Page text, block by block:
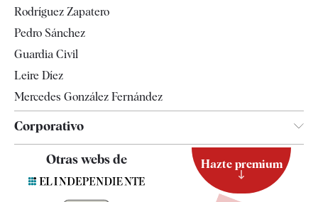
Televisión
Rodríguez Zapatero
Pedro Sánchez
Guardia Civil
Leire Díez
Mercedes González Fernández
Corporativo
Contacto
Otras webs de Hazte premium